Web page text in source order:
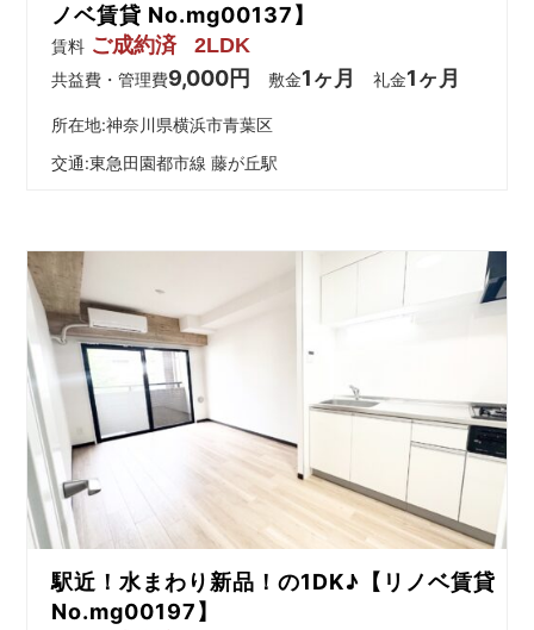
ノベ賃貸 No.mg00137】
賃料 ご成約済 2LDK
共益費・管理費9,000円 敷金1ヶ月 礼金1ヶ月
所在地:神奈川県横浜市青葉区
交通:東急田園都市線 藤が丘駅
駅近！水まわり新品！の1DK♪【リノベ賃貸
No.mg00197】